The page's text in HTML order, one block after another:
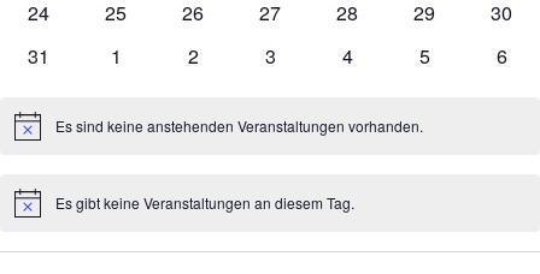
0
24
0
25
0
26
0
27
0
28
0
29
0
30
0
31
0
1
0
2
0
3
0
4
0
5
0
6
HinweisEs sind keine anstehenden Veranstaltungen vorhanden.
HinweisEs gibt keine Veranstaltungen an diesem Tag.